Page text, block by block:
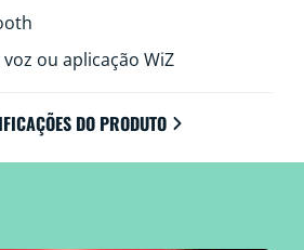
ou aplicação WiZ
DO PRODUTO